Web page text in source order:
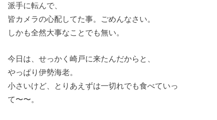
派手に転んで、
皆カメラの心配してた事。ごめんなさい。
しかも全然大事なことでも無い。
今日は、せっかく崎戸に来たんだからと、
やっぱり伊勢海老。
小さいけど、とりあえずは一切れでも食べていっ
て〜〜。